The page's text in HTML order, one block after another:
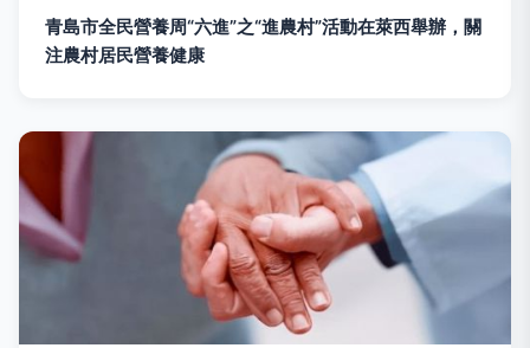
青島市全民營養周“六進”之“進農村”活動在萊西舉辦，關
注農村居民營養健康